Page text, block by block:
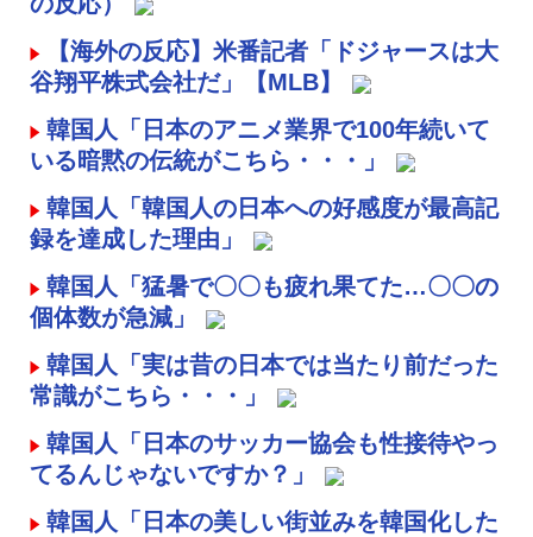
【海外の反応】米番記者「ドジャースは大
谷翔平株式会社だ」【MLB】
韓国人「日本のアニメ業界で100年続いて
いる暗黙の伝統がこちら・・・」
韓国人「韓国人の日本への好感度が最高記
録を達成した理由」
韓国人「猛暑で〇〇も疲れ果てた…〇〇の
個体数が急減」
韓国人「実は昔の日本では当たり前だった
常識がこちら・・・」
韓国人「日本のサッカー協会も性接待やっ
てるんじゃないですか？」
韓国人「日本の美しい街並みを韓国化した